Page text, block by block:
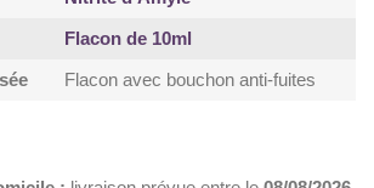
Flacon de 10ml
Flacon avec bouchon anti-fuites